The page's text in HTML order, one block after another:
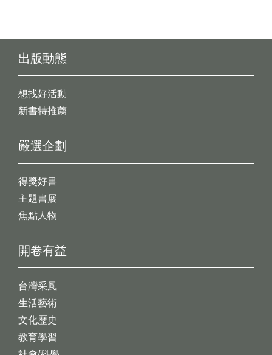
出版動態
想找好活動
新書特推薦
開卷有益
台灣采風
生活藝術
文化歷史
教育學習
嚴選企劃
得獎好書
主題書展
焦點人物